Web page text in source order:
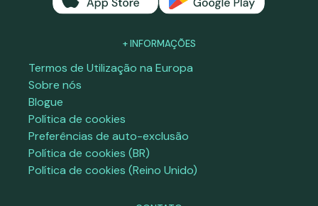
+ INFORMAÇÕES
Termos de Utilização na Europa
Sobre nós
Blogue
Política de cookies
Preferências de auto-exclusão
Política de cookies (BR)
Política de cookies (Reino Unido)